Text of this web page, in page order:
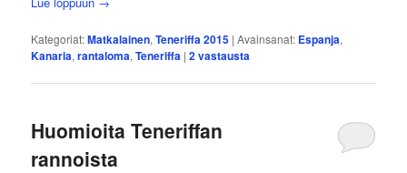
Kategoriat:Matkalainen,Teneriffa 2015 |Avainsanat: Espanja,
Kanaria,rantaloma,Teneriffa |2vastausta
Huomioita Teneriffan
rannoista